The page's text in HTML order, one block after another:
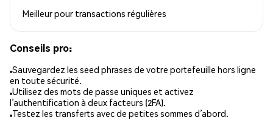
Meilleur pour transactions régulières
Conseils pro:
Sauvegardez les seed phrases de votre portefeuille hors ligne
en toute sécurité.
Utilisez des mots de passe uniques et activez
l’authentification à deux facteurs (2FA).
Testez les transferts avec de petites sommes d’abord.